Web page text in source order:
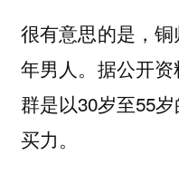
很有意思的是，
年男人。据公开
群是以30岁至55
买力。